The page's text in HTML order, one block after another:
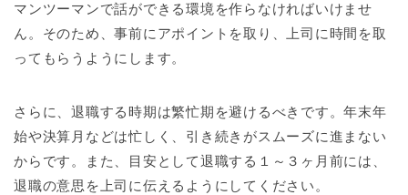
マンツーマンで話ができる環境を作らなければいけませ
ん。そのため、事前にアポイントを取り、上司に時間を取
ってもらうようにします。
さらに、退職する時期は繁忙期を避けるべきです。年末年
始や決算月などは忙しく、引き続きがスムーズに進まない
からです。また、目安として退職する１～３ヶ月前には、
退職の意思を上司に伝えるようにしてください。